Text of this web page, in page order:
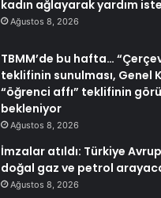
kadın ağlayarak yardım
Ağustos 8, 2026
TBMM’de bu hafta…
teklifinin sunulması, Genel
“öğrenci affı” teklifinin
bekleniyor
Ağustos 8, 2026
İmzalar atıldı: Türkiye
doğal gaz ve petrol
Ağustos 8, 2026